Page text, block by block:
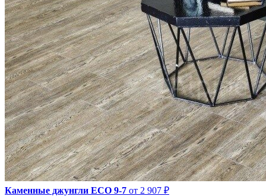
Каменные джунгли ECO 9-7 от 2 907 ₽